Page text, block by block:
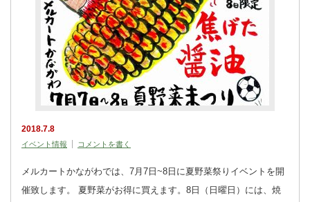
2018.7.8
イベント情報 コメントを書く
メルカートかながわでは、7月7日~8日に夏野菜祭りイベントを開
催致します。 夏野菜がお得に買えます。8日（日曜日）には、焼